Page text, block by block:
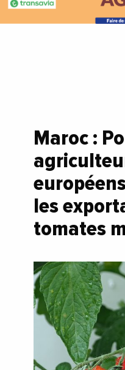
Maroc :
les
tomates